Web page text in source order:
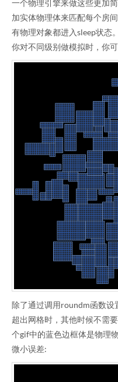
一个物理引擎来做这些更加
加实体物理体来匹配每个房
有物理对象都进入sleep状态
你对不同级别做模拟时，你
除了通过调用roundm函数设
超出网格时，其他时候不需
个gif中的蓝色边框体是物理
微小误差: